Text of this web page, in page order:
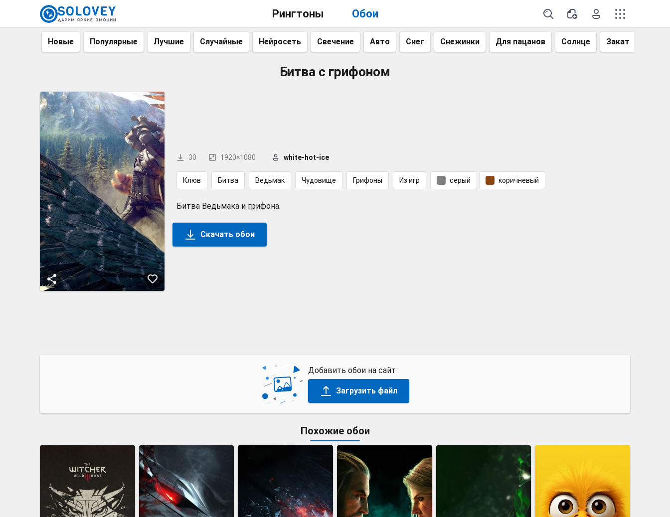
Рингтоны Обои
Новые Популярные Лучшие Случайные Нейросеть Свечение Авто Снег Снежинки Для пацанов Солнце Закат
Битва с грифоном
30 1920×1080 white-hot-ice
Клюв Битва Ведьмак Чудовище Грифоны Из игр серый коричневый
Битва Ведьмака и грифона.
Скачать обои
Добавить обои на сайт
Загрузить файл
Похожие обои